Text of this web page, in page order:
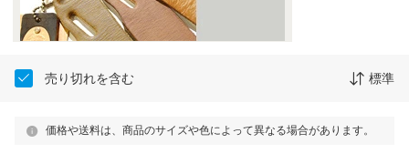
売り切れを含む 標準
価格や送料は、商品のサイズや色によって異なる場合があります。